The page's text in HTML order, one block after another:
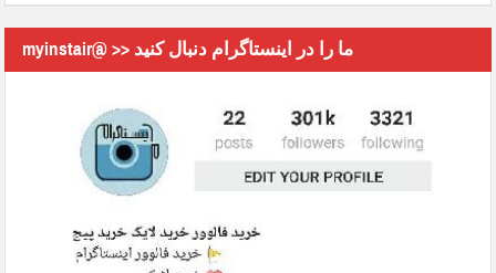
myinstair@ >> ما را در اینستاگرام دنبال کنید